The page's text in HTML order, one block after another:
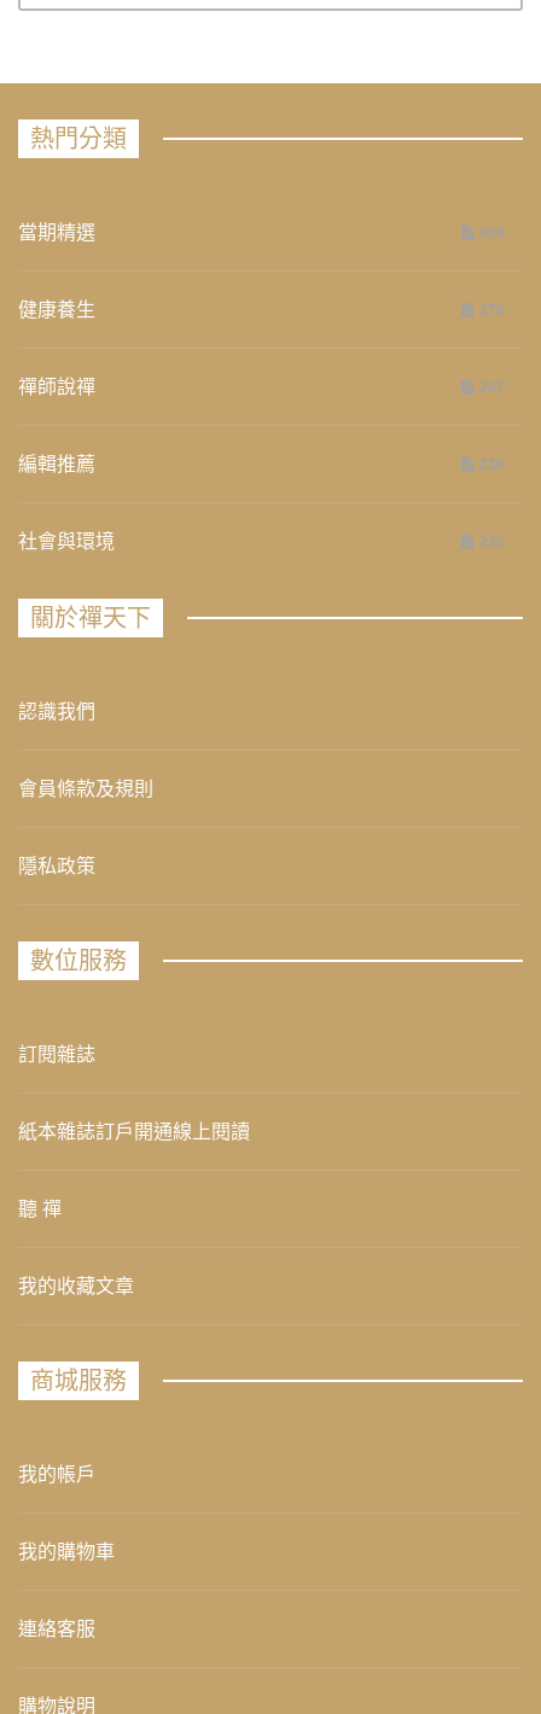
熱門分類
當期精選 658
健康養生 276
禪師說禪 267
編輯推薦 236
社會與環境 235
關於禪天下
認識我們
會員條款及規則
隱私政策
數位服務
訂閱雜誌
紙本雜誌訂戶開通線上閱讀
聽 禪
我的收藏文章
商城服務
我的帳戶
我的購物車
連絡客服
購物說明